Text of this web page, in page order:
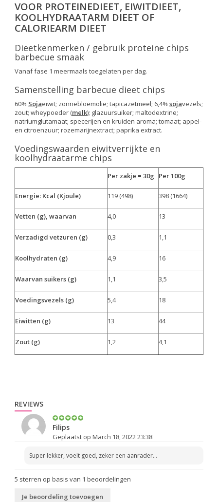
VOOR PROTEINEDIEET, EIWITDIEET,
KOOLHYDRAATARM DIEET OF
CALORIEARM DIEET
Dieetkenmerken / gebruik proteine chips
barbecue smaak
Vanaf fase 1 meermaals toegelaten per dag.
Samenstelling barbecue dieet chips
60% Sojaeiwit; zonnebloemolie; tapicazetmeel; 6,4% sojavezels;
zout; wheypoeder (melk); glazuursuiker; maltodextrine;
natriumglutamaat; specerijen en kruiden aroma; tomaat; appel-
en citroenzuur; rozemarijnextract; paprika extract.
Voedingswaarden eiwitverrijkte en
koolhydraatarme chips
Per zakje = 30g Per 100g
Energie: Kcal (Kjoule) 119 (498) 398 (1664)
Vetten (g), waarvan 4,0 13
Verzadigd vetzuren (g) 0,3 1,1
Koolhydraten (g) 4,9 16
Waarvan suikers (g) 1,1 3,5
Voedingsvezels (g) 5,4 18
Eiwitten (g) 13 44
Zout (g) 1,2 4,1
REVIEWS
Filips
Geplaatst op March 18, 2022 23:38
Super lekker, voelt goed, zeker een aanrader...
5 sterren op basis van 1 beoordelingen
Je beoordeling toevoegen